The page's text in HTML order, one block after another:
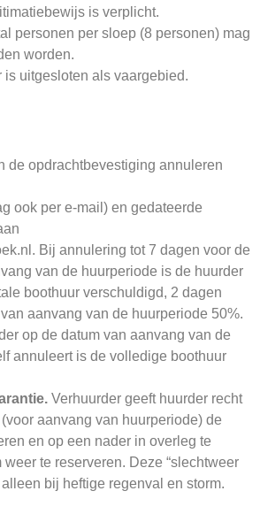
is verplicht.
personen per sloep (8 personen) mag
worden.
is uitgesloten als vaargebied.
de opdrachtbevestiging annuleren
ook per e-mail) en gedateerde
. Bij annulering tot 7 dagen voor de
van de huurperiode is de huurder
boothuur verschuldigd, 2 dagen
aanvang van de huurperiode 50%.
op de datum van aanvang van de
annuleert is de volledige boothuur
Verhuurder geeft huurder recht
aanvang van huurperiode) de
en op een nader in overleg te
weer te reserveren. Deze “slechtweer
bij heftige regenval en storm.